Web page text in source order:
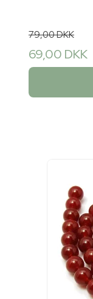
79,00 DKK
69,00 DKK